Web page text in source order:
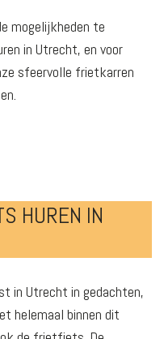
mogelijkheden te
in Utrecht, en voor
sfeervolle frietkarren
HUREN IN
in Utrecht in gedachten,
helemaal binnen dit